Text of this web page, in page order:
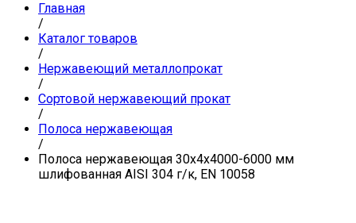
Главная
/
Каталог товаров
/
Нержавеющий металлопрокат
/
Сортовой нержавеющий прокат
/
Полоса нержавеющая
/
Полоса нержавеющая 30х4х4000-6000 мм
шлифованная AISI 304 г/к, EN 10058